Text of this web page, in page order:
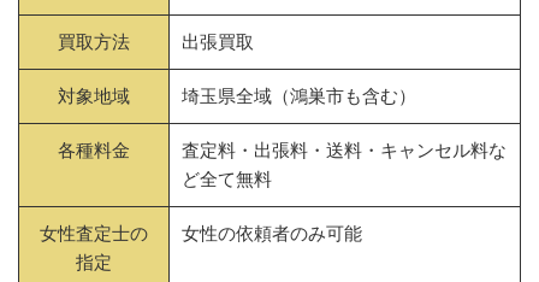
買取方法 出張買取
対象地域 埼玉県全域（鴻巣市も含む）
各種料金
査定料・出張料・送料・キャンセル料な
ど全て無料
女性査定士の
指定
女性の依頼者のみ可能